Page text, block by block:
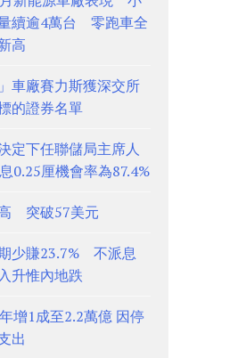
續逾4萬台 零跑車全
高
車廠賽力斯獲深交所
的證券名單
定下任聯儲局主席人
0.25厘機會率為87.4%
突破57美元
少賺23.7% 不派息
升惟內地跌
增1成至2.2萬億 因停
出